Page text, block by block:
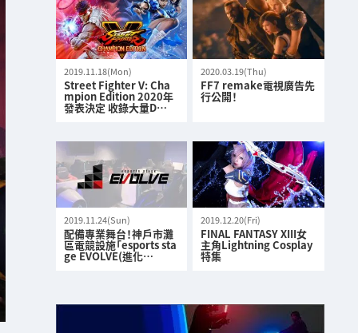
2019.11.18(Mon)
Street Fighter V: Cha
mpion Edition 2020年
發表決定 收錄大量D…
2020.03.19(Thu)
FF7 remake電視廣告先
行公開！
2019.11.24(Sun)
配備專業舞台！神戶市灘
區電競設施「esports sta
ge EVOLVE(進化…
2019.12.20(Fri)
FINAL FANTASY XIII女
主角Lightning Cosplay
特集